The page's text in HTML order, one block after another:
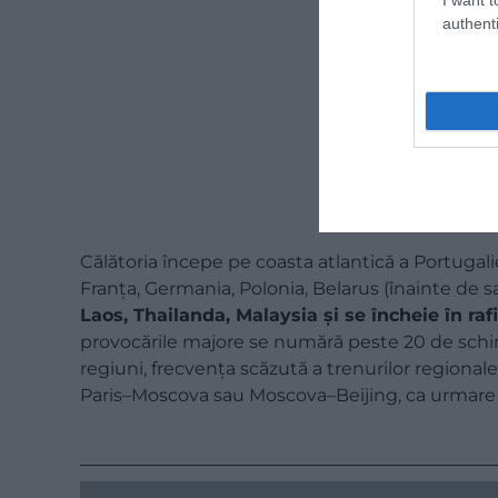
Călătoria începe pe coasta atlantică a
Franța, Germania, Polonia, Belarus (înainte de
Laos, Thailanda, Malaysia și se încheie în
provocările majore se numără peste 20 de
regiuni, frecvența scăzută a trenurilor
Paris–Moscova sau Moscova–Beijing, ca